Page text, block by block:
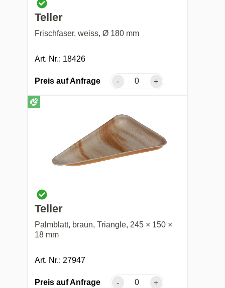
Teller
Frischfaser, weiss, Ø 180 mm
Art. Nr.: 18426
Preis auf Anfrage - +
Teller
Palmblatt, braun, Triangle, 245 × 150 ×
18 mm
Art. Nr.: 27947
Preis auf Anfrage - +